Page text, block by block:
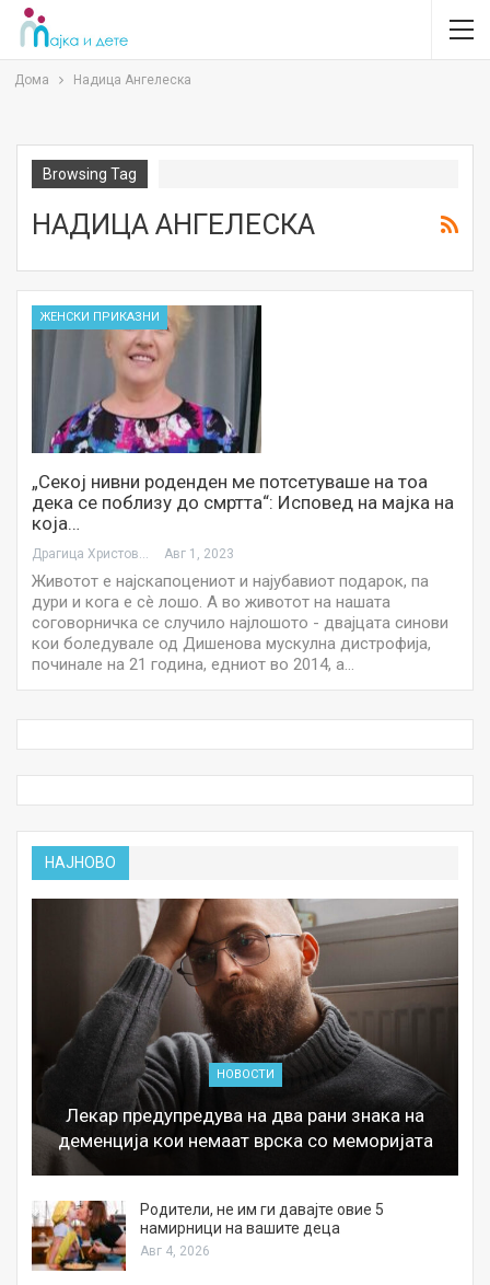
Дома Надица Ангелеска
Browsing Tag
НАДИЦА АНГЕЛЕСКА
ЖЕНСКИ ПРИКАЗНИ
„Секој нивни роденден ме потсетуваше на тоа
дека се поблизу до смртта“: Исповед на мајка на
која…
Авг 1, 2023
Животот е најскапоцениот и најубавиот подарок, па
дури и кога е сè лошо. А во животот на нашата
соговорничка се случило најлошото - двајцата синови
кои боледувале од Дишенова мускулна дистрофија,
починале на 21 година, едниот во 2014, а…
НАЈНОВО
НОВОСТИ
Лекар предупредува на два рани знака на
деменција кои немаат врска со меморијата
Родители, не им ги давајте овие 5
намирници на вашите деца
Авг 4, 2026